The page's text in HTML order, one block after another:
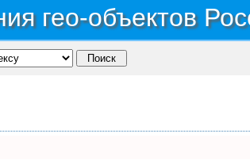
гео-объектов